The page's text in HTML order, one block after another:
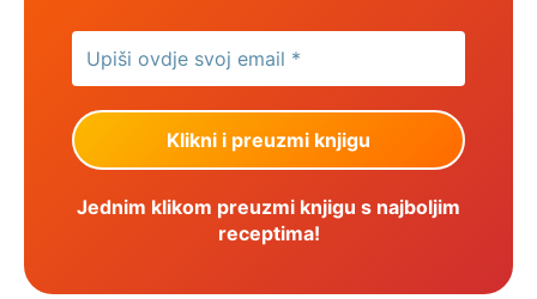
Jednim klikom preuzmi knjigu s najboljim
receptima!